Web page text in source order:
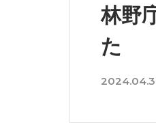
林野
た